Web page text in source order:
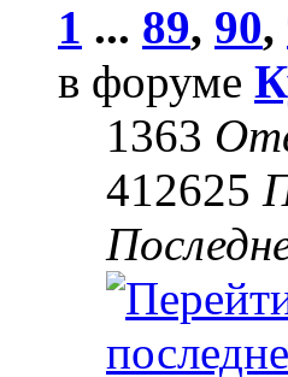
1 ... 89, 90,
в форуме
1363
412625